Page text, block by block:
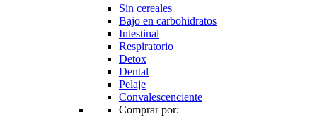
Sin cereales
Bajo en carbohidratos
Intestinal
Respiratorio
Detox
Dental
Pelaje
Convalescenciente
Comprar por: